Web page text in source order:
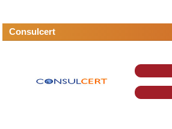
Consulcert